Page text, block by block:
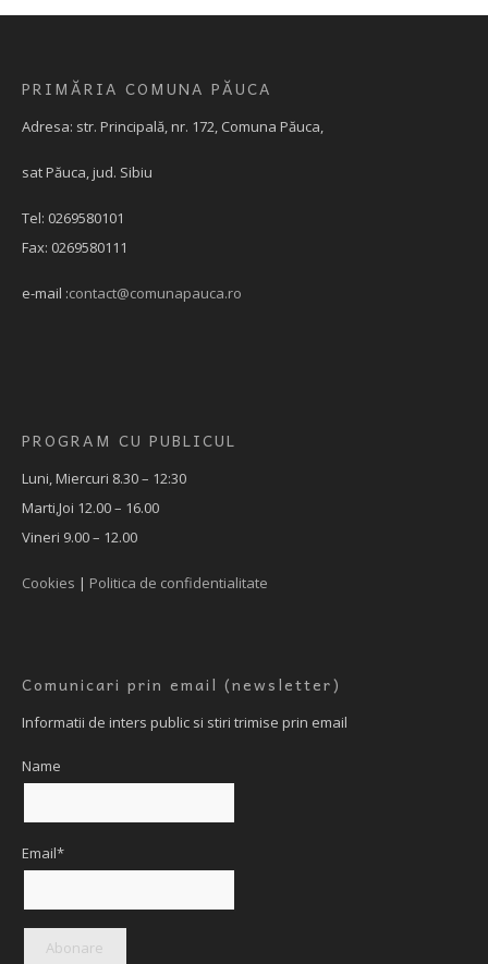
PRIMĂRIA COMUNA PĂUCA
Adresa: str. Principală, nr. 172, Comuna Păuca,
sat Păuca, jud. Sibiu
Tel: 0269580101
Fax: 0269580111
e-mail :contact@comunapauca.ro
PROGRAM CU PUBLICUL
Luni, Miercuri 8.30 – 12:30
Marti,Joi 12.00 – 16.00
Vineri 9.00 – 12.00
Cookies | Politica de confidentialitate
Comunicari prin email (newsletter)
Informatii de inters public si stiri trimise prin email
Name
Email*